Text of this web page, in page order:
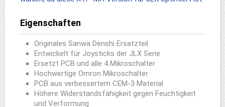
Eigenschaften
Originales Sanwa Denshi Ersatzteil
Entwickelt für Joysticks der JLX Serie
Ersetzt PCB und alle 4 Mikroschalter
Hochwertige Omron Mikroschalter
PCB aus verbessertem CEM-3 Material
Höhere Widerstandsfähigkeit gegen Feuchtigkeit
und Verformung